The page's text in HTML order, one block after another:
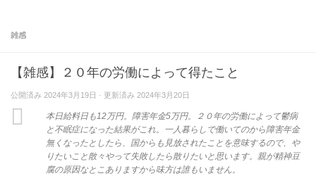
雑感
【雑感】２０年の労働によって得たこと
公開済み 2024年3月19日 · 更新済み 2024年3月20日
本日給料日も12万円。障害年金5万円。２０年の労働によって鬱病
と不眠症になった結果がこれ。一人暮らしで働いてのから障害年金
無くなったとしたら、国からも見放されたことを意味するので、や
りたいこと散々やって失敗したら散りたいと思います。親が精神豆
腐の原因なとこありますから味方は誰もいません。